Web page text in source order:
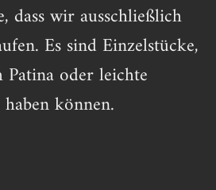
dass wir ausschließlich
Es sind Einzelstücke,
oder leichte
können.